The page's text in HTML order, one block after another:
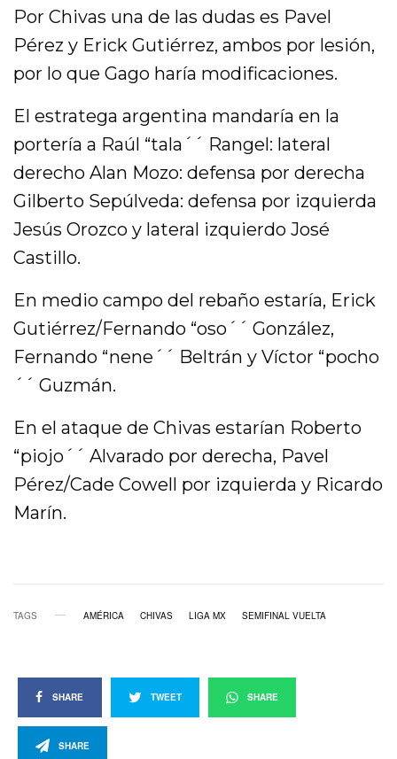
Por Chivas una de las dudas es Pavel
Pérez y Erick Gutiérrez, ambos por lesión,
por lo que Gago haría modificaciones.
El estratega argentina mandaría en la
portería a Raúl “tala´´ Rangel: lateral
derecho Alan Mozo: defensa por derecha
Gilberto Sepúlveda: defensa por izquierda
Jesús Orozco y lateral izquierdo José
Castillo.
En medio campo del rebaño estaría, Erick
Gutiérrez/Fernando “oso´´ González,
Fernando “nene´´ Beltrán y Víctor “pocho
´´ Guzmán.
En el ataque de Chivas estarían Roberto
“piojo´´ Alvarado por derecha, Pavel
Pérez/Cade Cowell por izquierda y Ricardo
Marín.
TAGS AMÉRICA CHIVAS LIGA MX SEMIFINAL VUELTA
SHARE TWEET SHARE
SHARE